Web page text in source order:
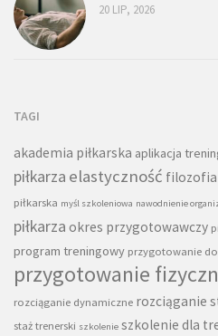
20 LIP, 2026
TAGI
akademia piłkarska aplikacja
piłkarza elastyczność filozofia
piłkarska myśl szkoleniowa nawodnienie
piłkarza okres przygotowawczy
program treningowy przygotowanie
przygotowanie
rozciąganie dynamiczne rozciąganie
staż trenerski szkolenie szkolenie dla